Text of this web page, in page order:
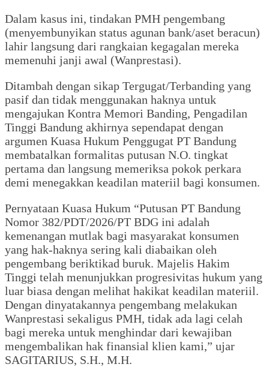
Dalam kasus ini, tindakan PMH pengembang
(menyembunyikan status agunan bank/aset beracun)
lahir langsung dari rangkaian kegagalan mereka
memenuhi janji awal (Wanprestasi).
Ditambah dengan sikap Tergugat/Terbanding yang
pasif dan tidak menggunakan haknya untuk
mengajukan Kontra Memori Banding, Pengadilan
Tinggi Bandung akhirnya sependapat dengan
argumen Kuasa Hukum Penggugat PT Bandung
membatalkan formalitas putusan N.O. tingkat
pertama dan langsung memeriksa pokok perkara
demi menegakkan keadilan materiil bagi konsumen.
Pernyataan Kuasa Hukum “Putusan PT Bandung
Nomor 382/PDT/2026/PT BDG ini adalah
kemenangan mutlak bagi masyarakat konsumen
yang hak-haknya sering kali diabaikan oleh
pengembang beriktikad buruk. Majelis Hakim
Tinggi telah menunjukkan progresivitas hukum yang
luar biasa dengan melihat hakikat keadilan materiil.
Dengan dinyatakannya pengembang melakukan
Wanprestasi sekaligus PMH, tidak ada lagi celah
bagi mereka untuk menghindar dari kewajiban
mengembalikan hak finansial klien kami,” ujar
SAGITARIUS, S.H., M.H.